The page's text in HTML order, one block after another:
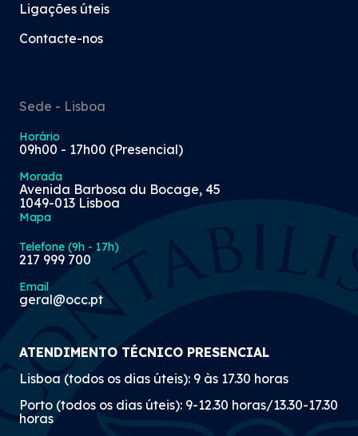
Ligações úteis
Contacte-nos
Sede - Lisboa
Horário
09h00 - 17h00 (Presencial)
Morada
Avenida Barbosa du Bocage, 45
1049-013 Lisboa
Mapa
Telefone (9h - 17h)
217 999 700
Email
geral@occ.pt
ATENDIMENTO TÉCNICO PRESENCIAL
Lisboa (todos os dias úteis): 9 às 17.30 horas
Porto (todos os dias úteis): 9-12.30 horas/13.30-17.30
horas